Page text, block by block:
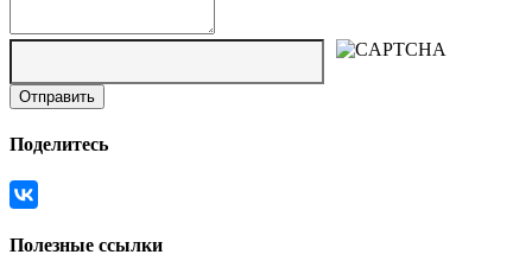
Поделитесь
Полезные ссылки